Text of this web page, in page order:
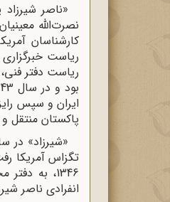
«ناصر
نصرت‌الله
کارشناسان
ریاست
ریاست دفتر
پاکستان منتقل
1346، به دفتر مخصوص محمدرضا پهلوی که ریاست آن را معینیان به عهده داشت، منتقل شد.»
انفرادی ناصر